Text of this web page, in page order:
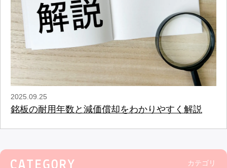
2025.09.25
銘板の耐用年数と減価償却をわかりやすく解説
カテゴリ